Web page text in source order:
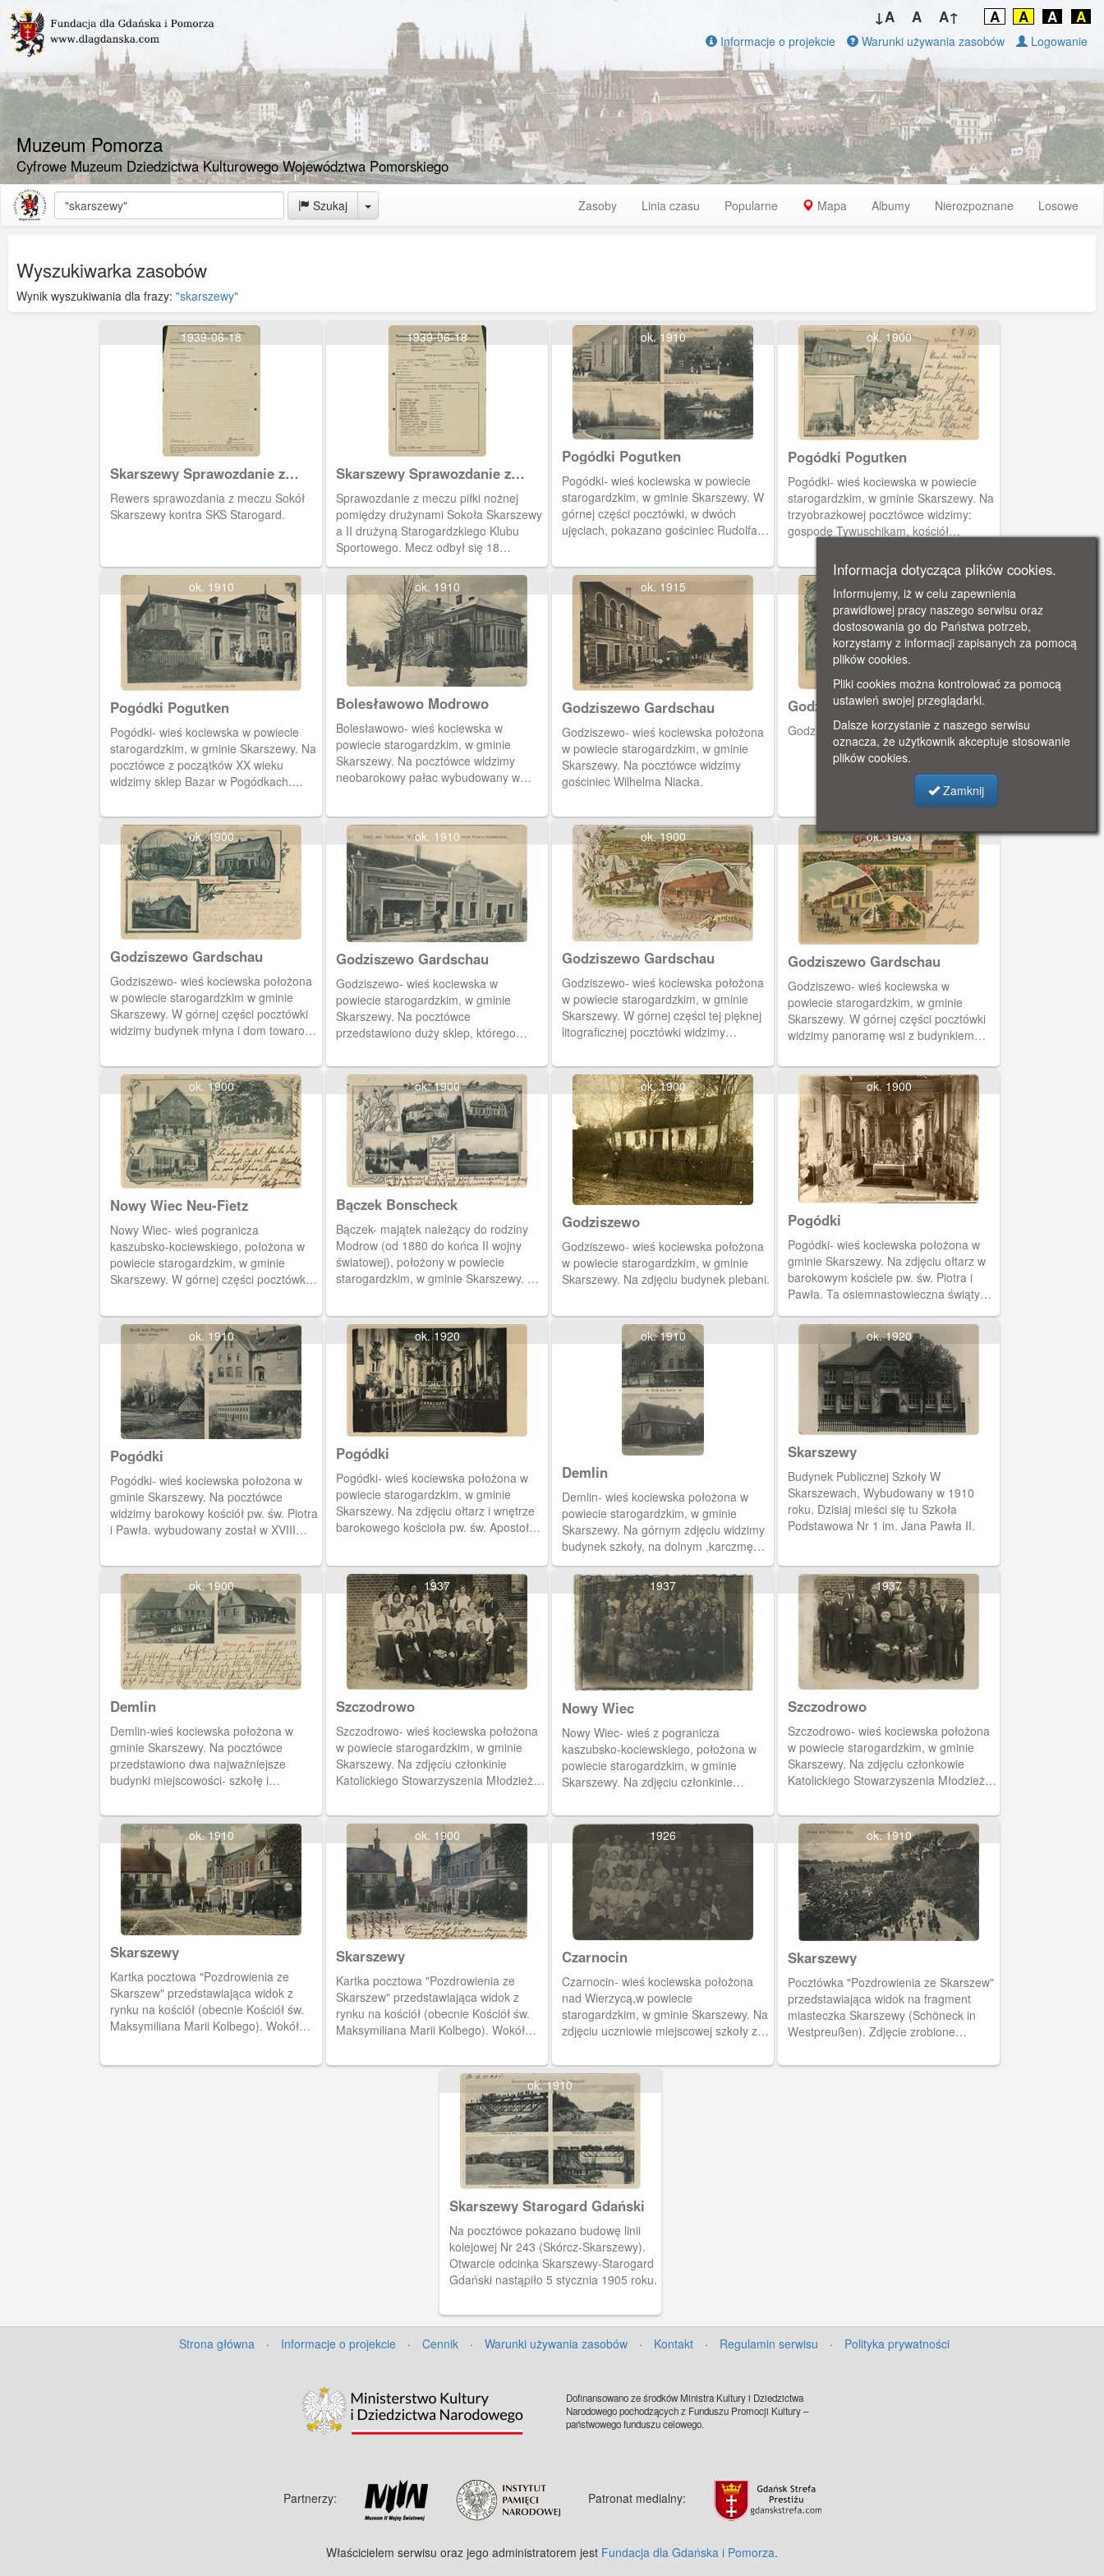
Muzeum Pomorza
Cyfrowe Muzeum Dziedzictwa Kulturowego Województwa Pomorskiego
↓A A A↑ A A A A
Informacje o projekcie Warunki używania zasobów Logowanie
Szukaj Toggle Dropdown Zasoby Linia czasu Popularne Mapa Albumy Nierozpoznane Losowe
Wyszukiwarka zasobów
Wynik wyszukiwania dla frazy: "skarszewy"
1939-06-18
Skarszewy Sprawozdanie z
meczu
Rewers sprawozdania z meczu Sokół
Skarszewy kontra SKS Starogard.
1939-06-18
Skarszewy Sprawozdanie z
meczu piłkarskiego
Sprawozdanie z meczu piłki nożnej
pomiędzy drużynami Sokoła Skarszewy
a II drużyną Starogardzkiego Klubu
Sportowego. Mecz odbył się 18
czerwca 1939 roku o godz.15 30 w
Skarszewach. Podano skład Sokoła
Skarszewy i nazwiska sędziów.
ok. 1910
Pogódki Pogutken
Pogódki- wieś kociewska w powiecie
starogardzkim, w gminie Skarszewy. W
górnej części pocztówki, w dwóch
ujęciach, pokazano gościniec Rudolfa
opuszczoną dziś świątynię ewangelicką
i zabudowania młyna.
ok. 1900
Pogódki Pogutken
Pogódki- wieś kociewska w powiecie
starogardzkim, w gminie Skarszewy. Na
trzyobrazkowej pocztówce widzimy:
gospodę Tywuschikam, kościół
opuszczony) i barokowy kościół p.w. św.
Piotra i Pawła z XVIII wieku.
ok. 1910
Pogódki Pogutken
Pogódki- wieś kociewska w powiecie
starogardzkim, w gminie Skarszewy. Na
pocztówce z początków XX wieku
widzimy sklep Bazar w Pogódkach.
właściciel z rodziną i ekspedientki.
ok. 1910
Bolesławowo Modrowo
Bolesławowo- wieś kociewska w
powiecie starogardzkim, w gminie
Skarszewy. Na pocztówce widzimy
neobarokowy pałac wybudowany w
ok. 1915
Godziszewo Gardschau
Godziszewo- wieś kociewska położona
w powiecie starogardzkim, w gminie
Skarszewy. Na pocztówce widzimy
gościniec Wilhelma Niacka.
ok. 1900
Godziszewo Gardschau
Godziszewo Gardschau
ok. 1900
Godziszewo Gardschau
Godziszewo- wieś kociewska położona
w powiecie starogardzkim w gminie
Skarszewy. W górnej części pocztówki
widzimy budynek młyna i dom towarowy
szkołę wiejską i kościół p.w. św. Jana
Nepomucena z 1748 roku.
ok. 1910
Godziszewo Gardschau
Godziszewo- wieś kociewska w
powiecie starogardzkim, w gminie
Skarszewy. Na pocztówce
przedstawiono duży sklep, którego
ok. 1900
Godziszewo Gardschau
Godziszewo- wieś kociewska położona
w powiecie starogardzkim, w gminie
Skarszewy. W górnej części tej pięknej
litograficznej pocztówki widzimy
dolnej pokazano rokokowy kościół p.w.
św. Jana Nepomucena z 1748 roku i
zajazd Alberta Friese.
ok. 1903
Godziszewo Gardschau
Godziszewo- wieś kociewska w
powiecie starogardzkim, w gminie
Skarszewy. W górnej części pocztówki
widzimy panoramę wsi z budynkiem
dolnej przedstawiono hotel Niacka,
rokokowy kościół p.w. św. Jana
Nepomucena z 1748 roku i gorzelnię.
ok. 1900
Nowy Wiec Neu-Fietz
Nowy Wiec- wieś pogranicza
kaszubsko-kociewskiego, położona w
powiecie starogardzkim, w gminie
Skarszewy. W górnej części pocztówki
w Nowym Wiecu. W części dolnej-
zajazd Wilhelma Klatta.
ok. 1900
Bączek Bonscheck
Bączek- majątek należący do rodziny
Modrow (od 1880 do końca II wojny
światowej), położony w powiecie
starogardzkim, w gminie Skarszewy. W
rodziny Modrow. Poniżej- gorzelnia i
dworzec kolejowy przy linii Starogard-
Skarszewy.
ok. 1900
Godziszewo
Godziszewo- wieś kociewska położona
w powiecie starogardzkim, w gminie
Skarszewy. Na zdjęciu budynek plebani.
ok. 1900
Pogódki
Pogódki- wieś kociewska położona w
gminie Skarszewy. Na zdjęciu ołtarz w
barokowym kościele pw. św. Piotra i
Pawła. Ta osiemnastowieczna świątynia
wieku, kościoła cysterskiego
ok. 1910
Pogódki
Pogódki- wieś kociewska położona w
gminie Skarszewy. Na pocztówce
widzimy barokowy kościół pw. św. Piotra
i Pawła. wybudowany został w XVIII
pocysterskiej świątyni. W górnym rogu
pokazano budynek szkoły katolickiej.
Poniżej duży lokal gastronomiczny,
pełniący też funkcje hotelowe.
ok. 1920
Pogódki
Pogódki- wieś kociewska położona w
powiecie starogardzkim, w gminie
Skarszewy. Na zdjęciu ołtarz i wnętrze
barokowego kościoła pw. św. Apostołów
ok. 1910
Demlin
Demlin- wieś kociewska położona w
powiecie starogardzkim, w gminie
Skarszewy. Na górnym zdjęciu widzimy
budynek szkoły, na dolnym ,karczmę
Friedricha Lenza.
ok. 1920
Skarszewy
Budynek Publicznej Szkoły W
Skarszewach, Wybudowany w 1910
roku. Dzisiaj mieści się tu Szkoła
Podstawowa Nr 1 im. Jana Pawła II.
ok. 1900
Demlin
Demlin-wieś kociewska położona w
gminie Skarszewy. Na pocztówce
przedstawiono dwa najważniejsze
budynki miejscowości- szkołę i
1937
Szczodrowo
Szczodrowo- wieś kociewska położona
w powiecie starogardzkim, w gminie
Skarszewy. Na zdjęciu członkinie
Katolickiego Stowarzyszenia Młodzieży
1937
Nowy Wiec
Nowy Wiec- wieś z pogranicza
kaszubsko-kociewskiego, położona w
powiecie starogardzkim, w gminie
Skarszewy. Na zdjęciu członkinie
Żeńskiej z tej miejscowości.
1937
Szczodrowo
Szczodrowo- wieś kociewska położona
w powiecie starogardzkim, w gminie
Skarszewy. Na zdjęciu członkowie
Katolickiego Stowarzyszenia Młodzieży
ok. 1910
Skarszewy
Kartka pocztowa "Pozdrowienia ze
Skarszew" przedstawiająca widok z
rynku na kościół (obecnie Kościół św.
Maksymiliana Marii Kolbego). Wokół
ok. 1900
Skarszewy
Kartka pocztowa "Pozdrowienia ze
Skarszew" przedstawiająca widok z
rynku na kościół (obecnie Kościół św.
Maksymiliana Marii Kolbego). Wokół
kamieniczki.
1926
Czarnocin
Czarnocin- wieś kociewska położona
nad Wierzycą,w powiecie
starogardzkim, w gminie Skarszewy. Na
zdjęciu uczniowie miejscowej szkoły z
Rok1926.
ok. 1910
Skarszewy
Pocztówka "Pozdrowienia ze Skarszew"
przedstawiająca widok na fragment
miasteczka Skarszewy (Schöneck in
Westpreußen). Zdjęcie zrobione
(niedziela). Na fotografii widocznie
ok. 1910
Skarszewy Starogard Gdański
Na pocztówce pokazano budowę linii
kolejowej Nr 243 (Skórcz-Skarszewy).
Otwarcie odcinka Skarszewy-Starogard
Gdański nastąpiło 5 stycznia 1905 roku.
Strona główna · Informacje o projekcie · Cennik · Warunki używania zasobów · Kontakt · Regulamin serwisu · Polityka prywatności
Dofinansowano ze środków Ministra Kultury i Dziedzictwa
Narodowego pochodzących z Funduszu Promocji Kultury –
państwowego funduszu celowego.
Partnerzy: Patronat medialny:
Właścicielem serwisu oraz jego administratorem jest Fundacja dla Gdańska i Pomorza.
Informacja dotycząca plików cookies.
Informujemy, iż w celu zapewnienia
prawidłowej pracy naszego serwisu oraz
dostosowania go do Państwa potrzeb,
korzystamy z informacji zapisanych za pomocą
plików cookies.
Pliki cookies można kontrolować za pomocą
ustawień swojej przeglądarki.
Dalsze korzystanie z naszego serwisu
oznacza, że użytkownik akceptuje stosowanie
plików cookies.
Zamknij